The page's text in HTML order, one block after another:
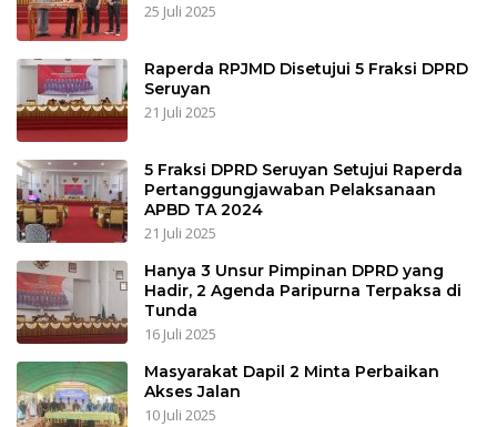
25 Juli 2025
Raperda RPJMD Disetujui 5 Fraksi DPRD
Seruyan
21 Juli 2025
5 Fraksi DPRD Seruyan Setujui Raperda
Pertanggungjawaban Pelaksanaan
APBD TA 2024
21 Juli 2025
Hanya 3 Unsur Pimpinan DPRD yang
Hadir, 2 Agenda Paripurna Terpaksa di
Tunda
16 Juli 2025
Masyarakat Dapil 2 Minta Perbaikan
Akses Jalan
10 Juli 2025